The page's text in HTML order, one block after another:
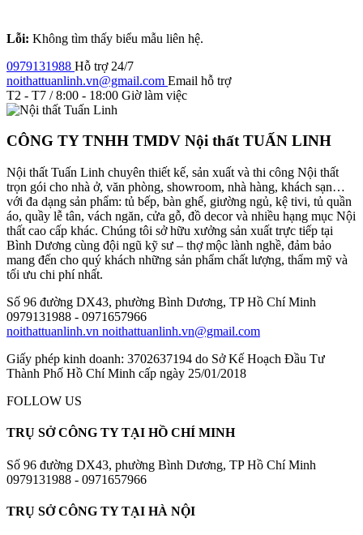
Lỗi: Không tìm thấy biểu mẫu liên hệ.
0979131988 Hỗ trợ 24/7
noithattuanlinh.vn@gmail.com Email hỗ trợ
T2 - T7 / 8:00 - 18:00 Giờ làm việc
CÔNG TY TNHH TMDV Nội thất TUẤN LINH
Nội thất Tuấn Linh chuyên thiết kế, sản xuất và thi công Nội thất
trọn gói cho nhà ở, văn phòng, showroom, nhà hàng, khách sạn…
với đa dạng sản phẩm: tủ bếp, bàn ghế, giường ngủ, kệ tivi, tủ quần
áo, quầy lễ tân, vách ngăn, cửa gỗ, đồ decor và nhiều hạng mục Nội
thất cao cấp khác. Chúng tôi sở hữu xưởng sản xuất trực tiếp tại
Bình Dương cùng đội ngũ kỹ sư – thợ mộc lành nghề, đảm bảo
mang đến cho quý khách những sản phẩm chất lượng, thẩm mỹ và
tối ưu chi phí nhất.
Số 96 đường DX43, phường Bình Dương, TP Hồ Chí Minh
0979131988 - 0971657966
noithattuanlinh.vn noithattuanlinh.vn@gmail.com
Giấy phép kinh doanh: 3702637194 do Sở Kế Hoạch Đầu Tư
Thành Phố Hồ Chí Minh cấp ngày 25/01/2018
FOLLOW US
TRỤ SỞ CÔNG TY TẠI HỒ CHÍ MINH
Số 96 đường DX43, phường Bình Dương, TP Hồ Chí Minh
0979131988 - 0971657966
TRỤ SỞ CÔNG TY TẠI HÀ NỘI